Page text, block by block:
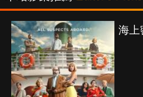
上密室謀殺案